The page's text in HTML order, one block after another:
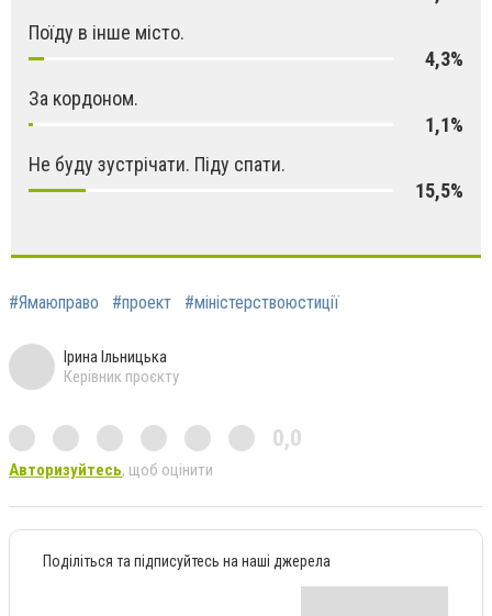
Поїду в інше місто.
4,3%
За кордоном.
1,1%
Не буду зустрічати. Піду спати.
15,5%
#Ямаюправо #проект #міністерствоюстиції
Ірина Ільницька
Керівник проєкту
0,0
Авторизуйтесь, щоб оцінити
Поділіться та підписуйтесь на наші джерела